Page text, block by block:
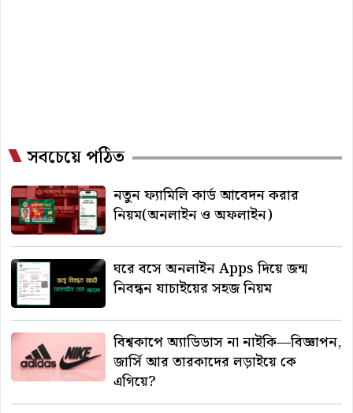
সবচেয়ে পঠিত
নতুন ফ্যামিলি কার্ড আবেদন করার
নিয়ম(অনলাইন ও অফলাইন)
ঘরে বসে অনলাইন Apps দিয়ে জন্ম
নিবন্ধন যাচাইয়ের সহজ নিয়ম
বিশ্বকাপে অ্যাডিডাস না নাইকি—বিজ্ঞাপন,
জার্সি আর তারকাদের লড়াইয়ে কে
এগিয়ে?